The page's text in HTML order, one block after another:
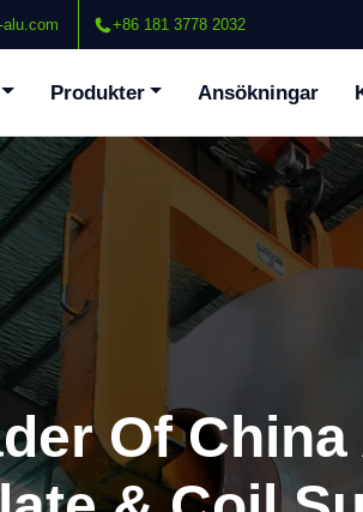
+86 181 3778 2032
Produkter Ansökningar
Of